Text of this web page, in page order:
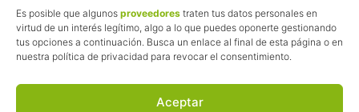
Es posible que algunos proveedores traten tus datos personales en
virtud de un interés legítimo, algo a lo que puedes oponerte gestionando
tus opciones a continuación. Busca un enlace al final de esta página o en
nuestra política de privacidad para revocar el consentimiento.
Aceptar
Cuando recomiendo algún producto, pongo enlaces a tiendas
online que utilizo y, por cada compra que realizas, me llevo
una comisión sin que a ti te cueste más dinero.
Esas comisiones me permiten seguir manteniendo esta web,
las inscripciones a muchas de las marchas para después